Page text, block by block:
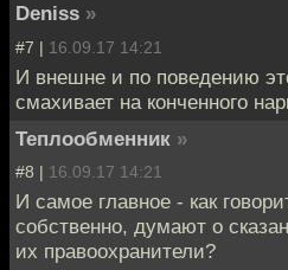
Deniss »
#7 | 16.09.17 14:21
И внешне и по поведению
смахивает на конченного
Теплообменник »
#8 | 16.09.17 14:21
И самое главное - как
собственно, думают о
их правоохранители?